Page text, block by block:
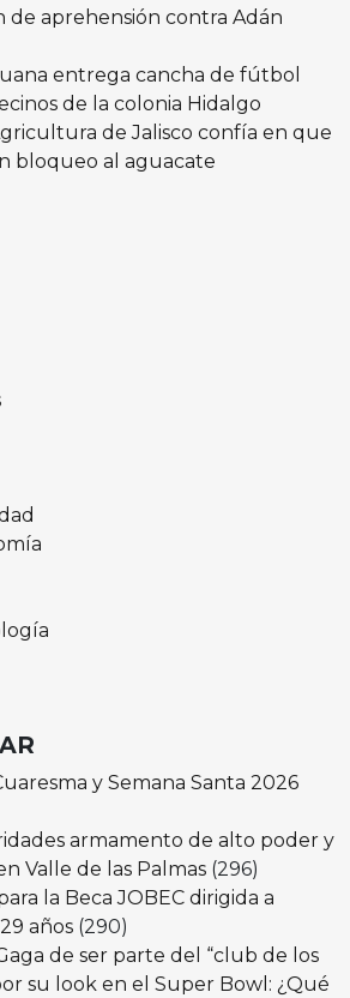
de aprehensión contra Adán
entrega cancha de fútbol
de la colonia Hidalgo
de Jalisco confía en que
bloqueo al aguacate
y Semana Santa 2026
armamento de alto poder y
Valle de las Palmas (296)
la Beca JOBEC dirigida a
años (290)
de ser parte del “club de los
su look en el Super Bowl: ¿Qué